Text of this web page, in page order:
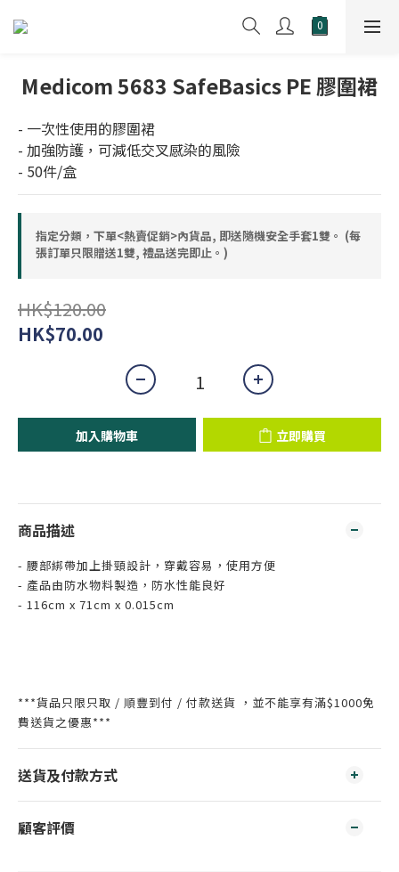
Medicom 5683 SafeBasics PE 膠圍裙
- 一次性使用的膠圍裙
- 加強防護，可減低交叉感染的風險
- 50件/盒
指定分類，下單<熱賣促銷>內貨品, 即送隨機安全手套1雙。 (每
張訂單只限贈送1雙, 禮品送完即止。)
HK$120.00
HK$70.00
加入購物車 立即購買
商品描述
- 腰部綁帶加上掛頸設計，穿戴容易，使用方便
- 產品由防水物料製造，防水性能良好
- 116cm x 71cm x 0.015cm
***貨品只限只取 / 順豐到付 / 付款送貨 ，並不能享有滿$1000免
費送貨之優惠***
送貨及付款方式
顧客評價